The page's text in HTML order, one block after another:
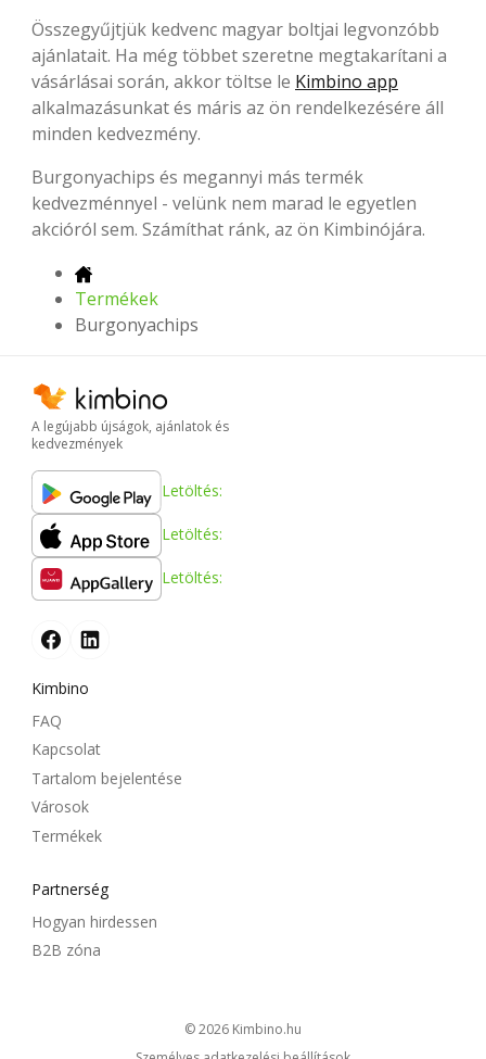
Összegyűjtjük kedvenc magyar boltjai legvonzóbb
ajánlatait. Ha még többet szeretne megtakarítani a
vásárlásai során, akkor töltse le Kimbino app
alkalmazásunkat és máris az ön rendelkezésére áll
minden kedvezmény.
Burgonyachips és megannyi más termék
kedvezménnyel - velünk nem marad le egyetlen
akcióról sem. Számíthat ránk, az ön Kimbinójára.
Termékek
Burgonyachips
A legújabb újságok, ajánlatok és
kedvezmények
Letöltés:
Letöltés:
Letöltés:
Kimbino
FAQ
Kapcsolat
Tartalom bejelentése
Városok
Termékek
Partnerség
Hogyan hirdessen
B2B zóna
© 2026
kimbino.hu